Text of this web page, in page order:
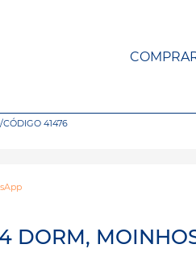
/CÓDIGO 41476
DORM,